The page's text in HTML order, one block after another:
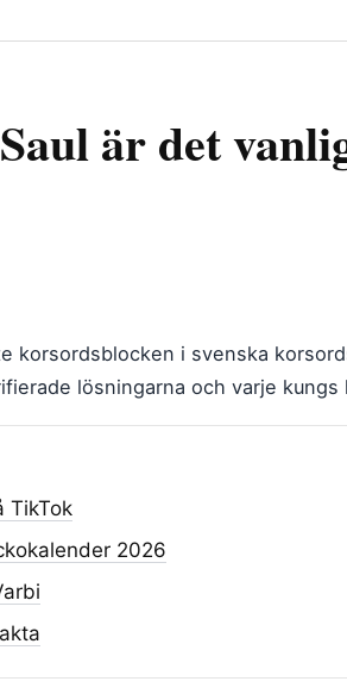
är det
korsordsblocken i svenska
lösningarna och varje kungs
TikTok
2026